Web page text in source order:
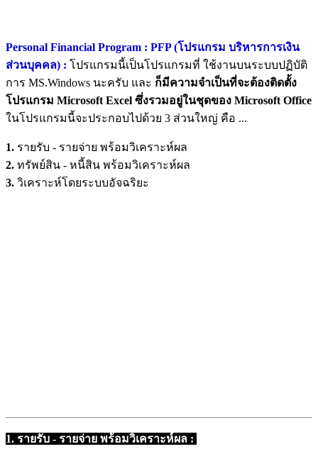
Personal Financial Program : PFP (โปรแกรม บริหารการเงิน
ส่วนบุคคล) : โปรแกรมนี้เป็นโปรแกรมที่ ใช้งานบนระบบปฏิบัติ
การ MS.Windows นะครับ และ ก็มีความจำเป็นที่จะต้องติดตั้ง
โปรแกรม Microsoft Excel ซึ่งรวมอยู่ในชุดของ Microsoft Office
ในโปรแกรมนี้จะประกอบไปด้วย 3 ส่วนใหญ่ คือ ...
1. รายรับ - รายจ่าย พร้อมวิเคราะห์ผล
2. ทรัพย์สิน - หนี้สิน พร้อมวิเคราะห์ผล
3. วิเคราะห์โดยระบบอัจฉริยะ
1. รายรับ - รายจ่าย พร้อมวิเคราะห์ผล :